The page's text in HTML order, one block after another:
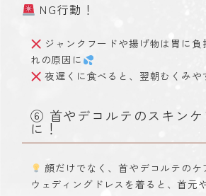
NG行動！
ジャンクフードや揚げ物は胃に
れの原因に
夜遅くに食べると、翌朝むくみや
⑥ 首やデコルテのスキンケ
に！
顔だけでなく、首やデコルテのケ
ウェディングドレスを着ると、首元